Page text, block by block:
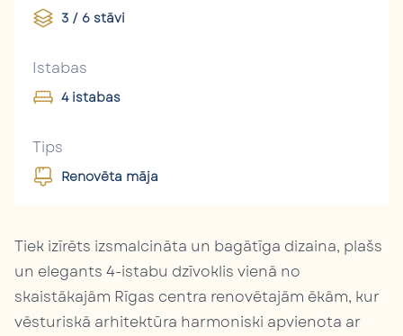
3 / 6 stāvi
Istabas
4 istabas
Tips
Renovēta māja
Tiek izīrēts izsmalcināta un bagātīga dizaina, plašs
un elegants 4-istabu dzīvoklis vienā no
skaistākajām Rīgas centra renovētajām ēkām, kur
vēsturiskā arhitektūra harmoniski apvienota ar